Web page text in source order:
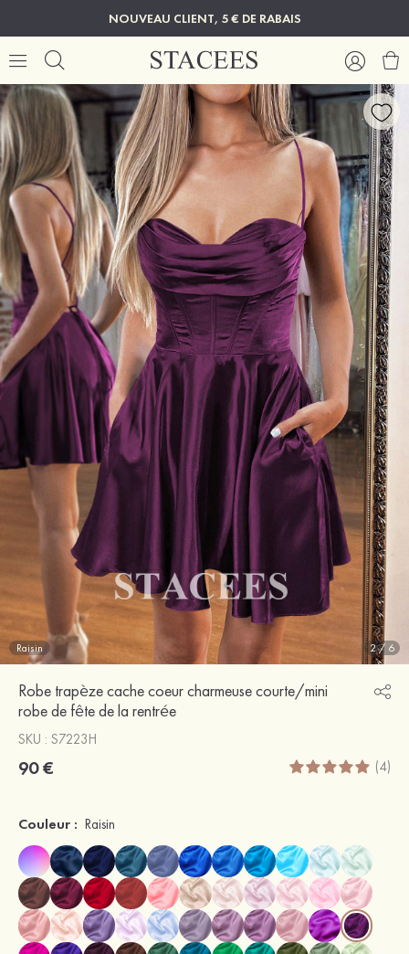
NOUVEAU CLIENT, 5 € DE RABAIS
Raisin 2/ 6
Robe trapèze cache coeur charmeuse courte/mini
robe de fête de la rentrée
SKU : S7223H
90 € (4)
Couleur : Raisin